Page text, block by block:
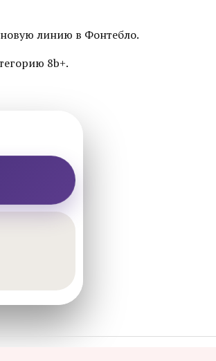
линию в Фонтебло.
8b+.